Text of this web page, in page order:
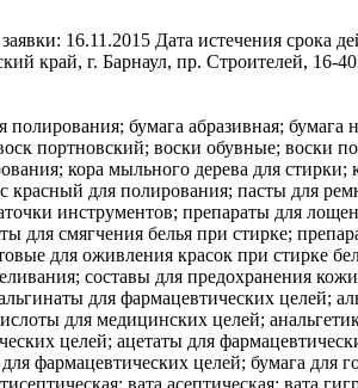
16.11.2015 Дата истечения срока
край, г. Барнаул, пр. Строителей, 16-
бумага абразивная; бумага
портновский; воски обувные;
кора мыльного дерева для стирки;
для полирования; пасты для
инструментов; препараты для
для смягчения белья при стирке;
для оживления красок при стирке
составы для предохранения
ленты клейкие для медицинских целей; лецитин для медицинских целей; лосьоны для фармацевтических целей; лубриканты для интимных целей; люпулин для фармацевтических целей; магнезия для фармацевтических целей; мази; мази для фармацевтических целей; мази от солнечных ожогов; мази ртутные; мази, предохраняющие от обморожения, для фармацевтических целей; марля для перевязок; масла лекарственные; масло горчичное для медицинских целей; масло камфорное для медицинских целей; масло касторовое для медицинских целей; масло терпентинное для фармацевтических целей; масло укропное для медицинских целей; мастики для зубов; материалы абразивные стоматологические; материалы для зубных слепков; материалы для пломбирования зубов; материалы перевязочные медицинские; материалы хирургические перевязочные; медикаменты; медикаменты для ветеринарных целей; медикаменты для серотерапии; медикаменты для человека; медикаменты стоматологические; ментол; микстуры; молескин для медицинских целей; молоко миндальное для фармацевтических целей; молочко маточное пчелиное для фармацевтических целей; молочные ферменты для фармацевтических целей; мох ирландский для медицинских целей; мука для фармацевтических целей; мука из льняного семени для фармацевтических целей; мука рыбная для фармацевтических целей; мята для фармацевтических целей; наркотики; настой лекарственные; настойка йода; настойка эвкалипта для фармацевтических целей; настойки для медицинских целей; опий; оподельдок; отвары для фармацевтических целей; палочки лакричные для фармацевтических целей; палочки серные [дезинфицирующие средства]; пастилки для фармацевтических целей; пектины для фармацевтических целей; пепсины для фармацевтических целей; пептоны для фармацевтических целей; пероксид водорода для медицинских целей; питание детское; пиявки медицинские; плазма крови; повязки глазные, используемые в медицинских целях; повязки для горячих компрессов; повязки для компрессов; повязки наплечные хирургические; подгузники [детские пеленки]; подгузники для домашних животных; подушечки мозольные; подушечки, используемые при кормлении грудью; помады медицинские; порошок из шпанских мушек; пояса для гигиенических женских прокладок; препараты антидиуретические; препараты бактериальные для медицинских и ветеринарных целей; препараты бактериологические для медицинских или ветеринарных целей; препараты бальзамические для медицинских целей; препараты белковые для медицинских целей; препараты биологические для ветеринарных целей; препараты биологические для медицинских целей; препараты ветеринарные; препараты висмута для фармацевтических целей; препараты витаминные; препараты диагностические для медицинских целей; препараты для ванн лечебные; препараты для лечения геморроя; препараты для лечения костных мозолей; препараты для облегчения прорезывания зубов; препараты для